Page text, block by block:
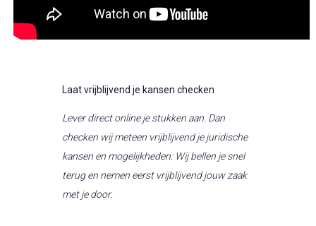
Laat vrijblijvend je kansen checken
Lever direct online je stukken aan. Dan
checken wij meteen vrijblijvend je juridische
kansen en mogelijkheden: Wij bellen je snel
terug en nemen eerst vrijblijvend jouw zaak
met je door.